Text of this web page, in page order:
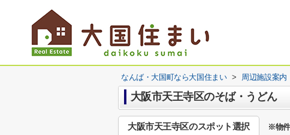
なんば・大国町なら大国住まい > 周辺施設案内
大阪市天王寺区のそば・うどん
※物件
大阪市天王寺区のスポット選択